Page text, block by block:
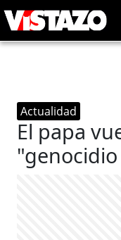
Actualidad
El papa